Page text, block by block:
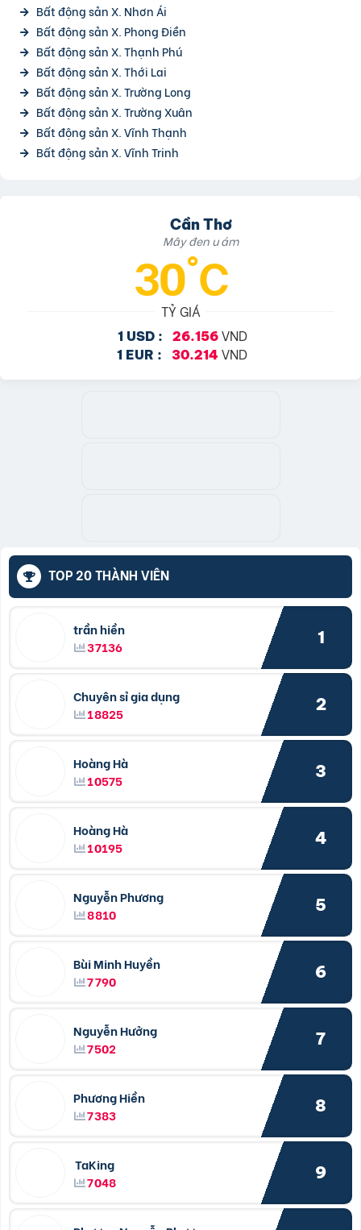
Bất động sản X. Nhơn Ái
Bất động sản X. Phong Điền
Bất động sản X. Thạnh Phú
Bất động sản X. Thới Lai
Bất động sản X. Trường Long
Bất động sản X. Trường Xuân
Bất động sản X. Vĩnh Thạnh
Bất động sản X. Vĩnh Trinh
Cần Thơ
Mây đen u ám
30°C
TỶ GIÁ
1 USD : 26.156VND
1 EUR : 30.214 VND
TOP 20 THÀNH VIÊN
trần hiền
37136
1
Chuyên sỉ gia dụng
18825
2
Hoàng Hà
10575
3
Hoàng Hà
10195
4
Nguyễn Phương
8810
5
Bùi Minh Huyền
7790
6
Nguyễn Hưởng
7502
7
Phương Hiền
7383
8
TaKing
7048
9